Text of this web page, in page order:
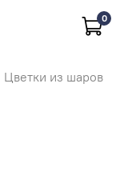
0
Цветки из шаров